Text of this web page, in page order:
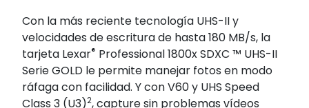
Con la más reciente tecnología UHS-II y
velocidades de escritura de hasta 180 MB/s, la
tarjeta Lexar® Professional 1800x SDXC ™ UHS-II
Serie GOLD le permite manejar fotos en modo
ráfaga con facilidad. Y con V60 y UHS Speed
Class 3 (U3)2, capture sin problemas vídeos